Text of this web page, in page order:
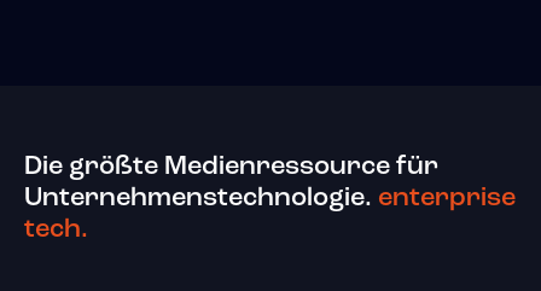
Die größte Medienressource für
Unternehmenstechnologie. enterprise
tech.